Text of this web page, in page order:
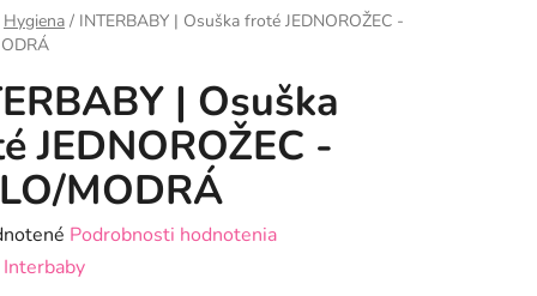
Hygiena / INTERBABY | Osuška froté JEDNOROŽEC -
| Osuška
JEDNOROŽEC -
MODRÁ
Podrobnosti hodnotenia
Interbaby